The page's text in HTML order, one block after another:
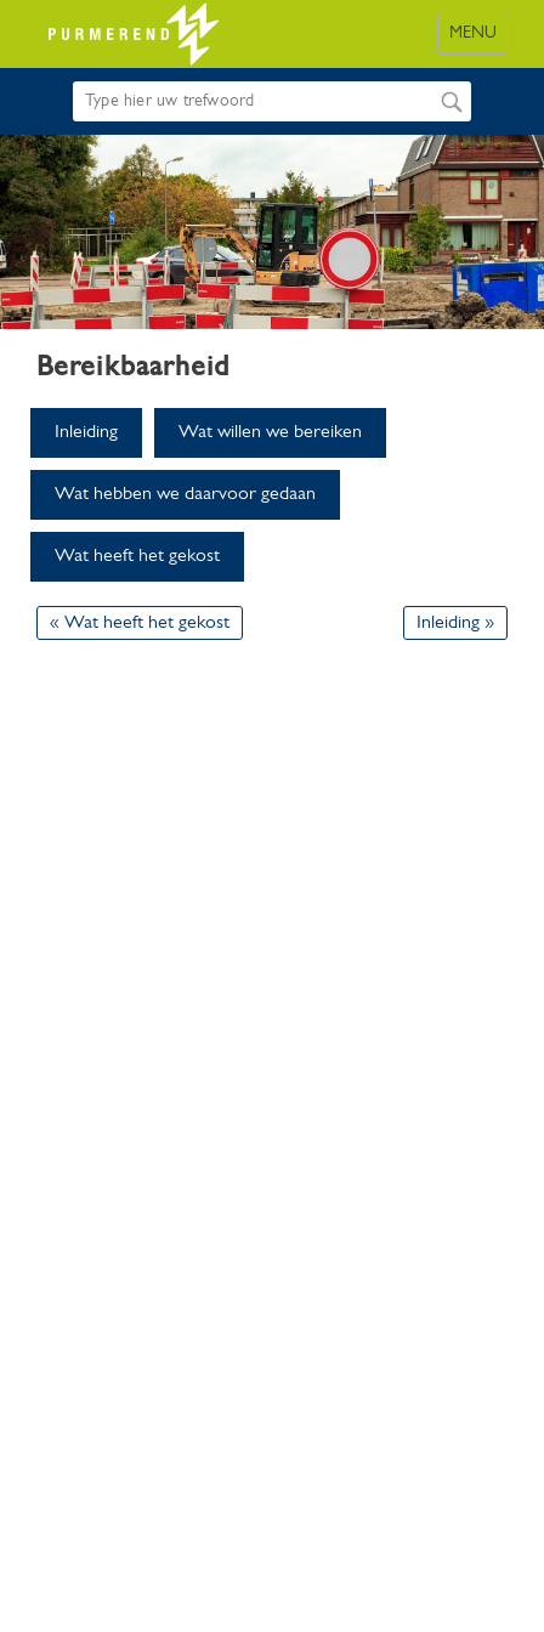
MENU
Bereikbaarheid
Inleiding Wat willen we bereiken
Wat hebben we daarvoor gedaan
Wat heeft het gekost
« Wat heeft het gekost Inleiding »